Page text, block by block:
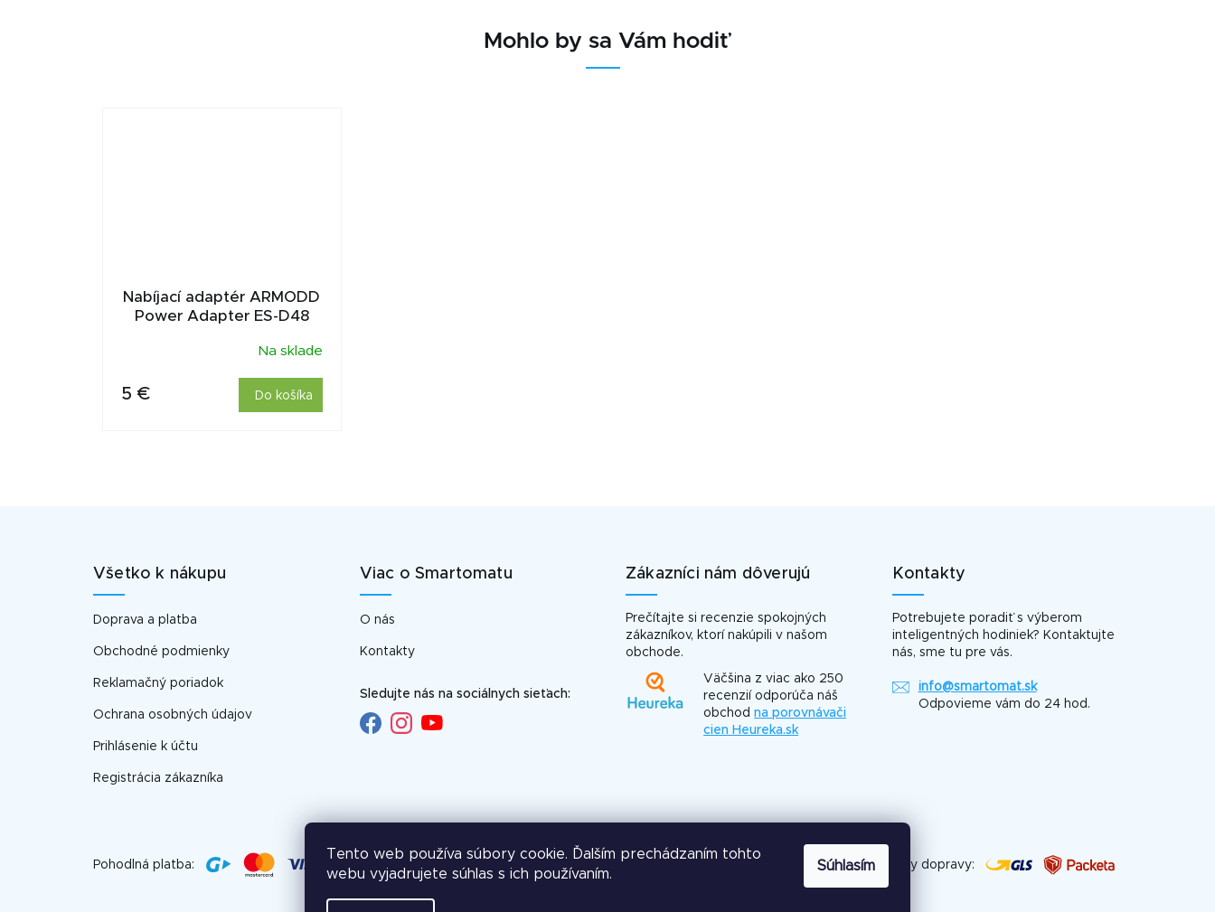
Tento web používa súbory cookie. Ďalším prechádzaním tohto
webu vyjadrujete súhlas s ich používaním.
Súhlasím
Mohlo by sa Vám hodiť
Nabíjací adaptér ARMODD
Power Adapter ES-D48
Na sklade
5 € Do košíka
Všetko k nákupu
Doprava a platba
Obchodné podmienky
Reklamačný poriadok
Ochrana osobných údajov
Prihlásenie k účtu
Registrácia zákazníka
Viac o Smartomatu
O nás
Kontakty
Sledujte nás na sociálnych sieťach:
Zákazníci nám dôverujú
Prečítajte si recenzie spokojných
zákazníkov, ktorí nakúpili v našom
obchode.
Väčšina z viac ako 250
recenzií odporúča náš
obchodna porovnávači
cien Heureka.sk
Kontakty
Potrebujete poradiť s výberom
inteligentných hodiniek? Kontaktujte
nás, sme tu pre vás.
info@smartomat.sk
Odpovieme vám do 24 hod.
Pohodlná platba: Obľúbené spôsoby dopravy: